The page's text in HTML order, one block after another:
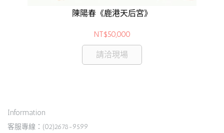
陳陽春《鹿港天后宮》
NT$50,000
請洽現場
Information
客服專線：(02)2678-9599